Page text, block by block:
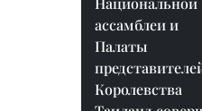
ассамблеи и
Палаты
Королевства